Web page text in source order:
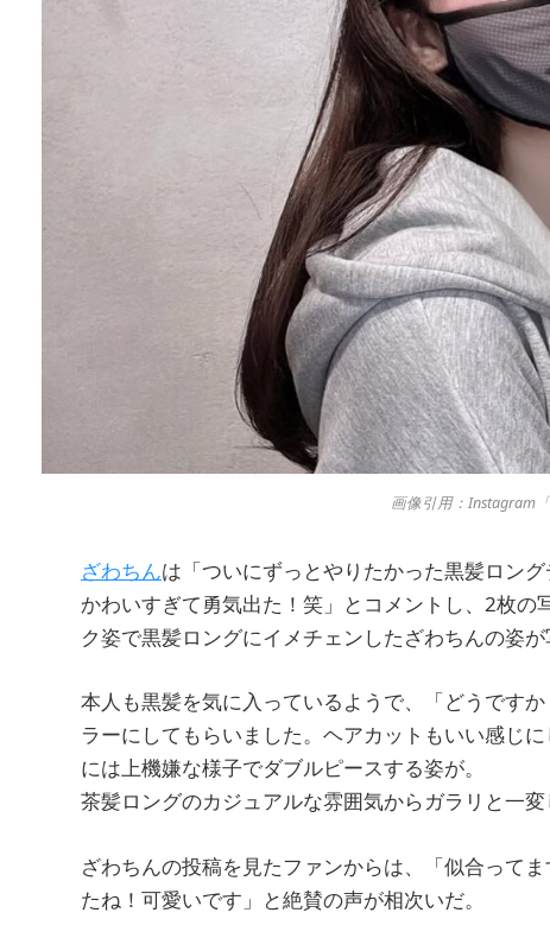
画像引用：Instagram「
ざわちんは「ついにずっとやりたかった黒髪ロン
かわいすぎて勇気出た！笑」とコメントし、2枚
ク姿で黒髪ロングにイメチェンしたざわちんの姿が
本人も黒髪を気に入っているようで、「どうです
ラーにしてもらいました。ヘアカットもいい感じ
には上機嫌な様子でダブルピースする姿が。
茶髪ロングのカジュアルな雰囲気からガラリと一
ざわちんの投稿を見たファンからは、「似合って
たね！可愛いです」と絶賛の声が相次いだ。